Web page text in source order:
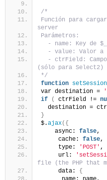
/*
Función para
server
Parámetros:
- name: Key de
- value: Valor a
- ctrField:
(sólo para Select2)
*/
function setSession
var destination =
if
( ctrField !=
destination =
}
$.ajax({
    async:
false,
     cache:
false,
     type:
'POST' ,
     url:
file (the PHP that
     data:
{